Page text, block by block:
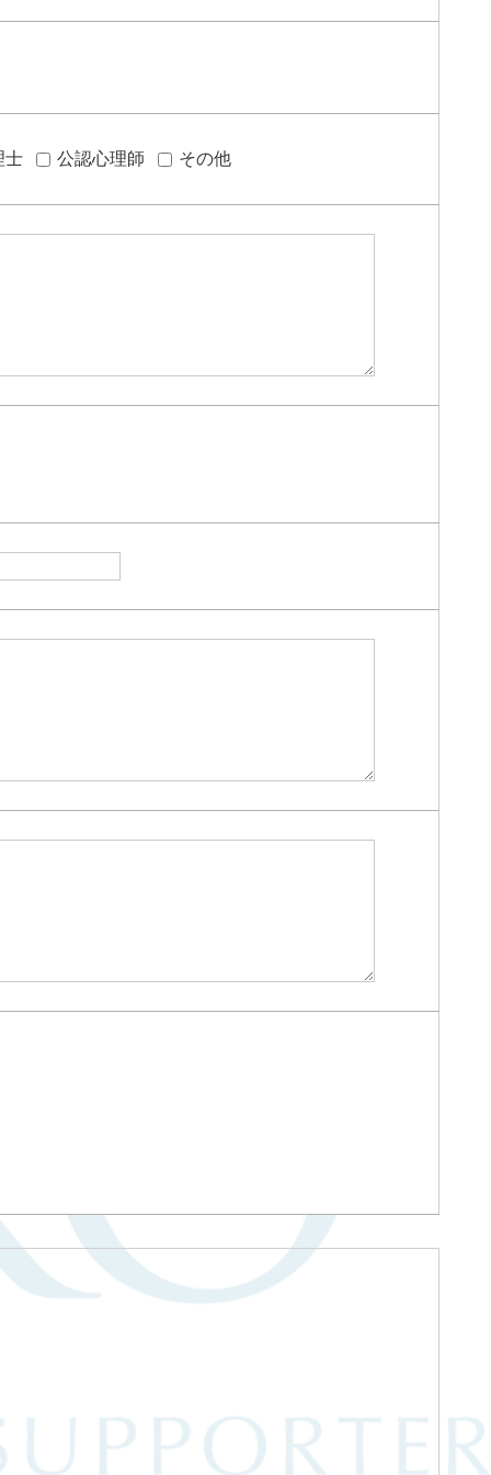
士 公認心理師 その他